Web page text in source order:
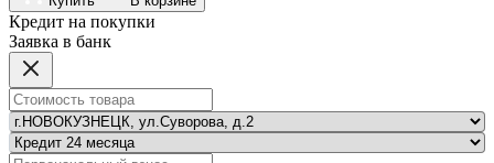
Кредит на покупки
Заявка в банк